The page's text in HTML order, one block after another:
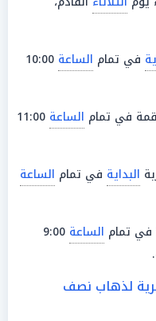
في تمام الساعة 10:00
في تمام الساعة 11:00
البداية في تمام الساعة
في تمام الساعة 9:00
لذهاب نصف